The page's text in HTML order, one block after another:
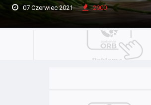
07 Czerwiec 2021 2900